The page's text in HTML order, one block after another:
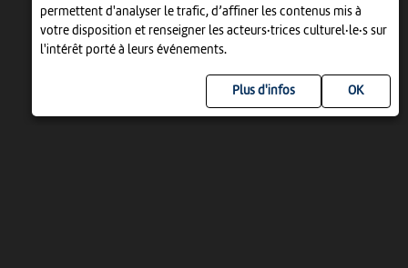
permettent d'analyser le trafic, d’affiner les contenus mis à
votre disposition et renseigner les acteurs·trices culturel·le·s sur
l'intérêt porté à leurs événements.
Plus d'infos